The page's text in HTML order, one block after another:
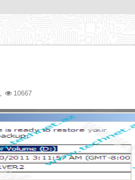
10667